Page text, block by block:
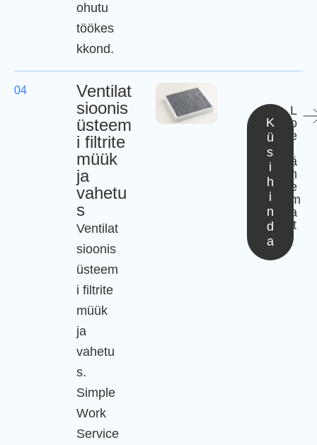
ohutu
töökes
kkond.
04
Ventilat
sioonis
üsteem
i filtrite
müük
ja
vahetu
s
Ventilat
sioonis
üsteem
i filtrite
müük
ja
vahetu
s.
Simple
Work
Service
K
ü
s
i
h
i
n
d
a
L
o
e
ä
h
e
m
a
lt